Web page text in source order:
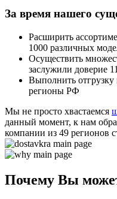
За время нашего
Расширить
1000 различных
Осуществить
заслужили доверие
Выполнить
регионы РФ
Мы не просто хвастаемся
данный момент, к нам
компании из 49 регионов
Почему Вы